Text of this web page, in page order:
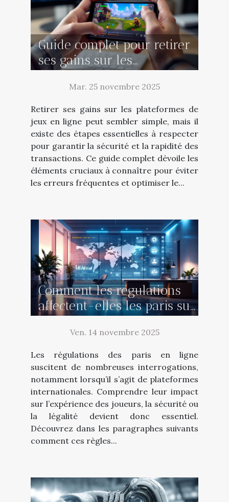
Guide complet pour retirer
ses gains sur les
plateformes de jeux en
Mar. 25 novembre 2025
Retirer ses gains sur les plateformes de
jeux en ligne peut sembler simple, mais il
existe des étapes essentielles à respecter
pour garantir la sécurité et la rapidité des
transactions. Ce guide complet dévoile les
éléments cruciaux à connaître pour éviter
les erreurs fréquentes et optimiser le...
Comment les régulations
affectent-elles les paris sur
des plateformes
internationales ?
Ven. 14 novembre 2025
Les régulations des paris en ligne
suscitent de nombreuses interrogations,
notamment lorsqu’il s’agit de plateformes
internationales. Comprendre leur impact
sur l’expérience des joueurs, la sécurité ou
la légalité devient donc essentiel.
Découvrez dans les paragraphes suivants
comment ces règles...